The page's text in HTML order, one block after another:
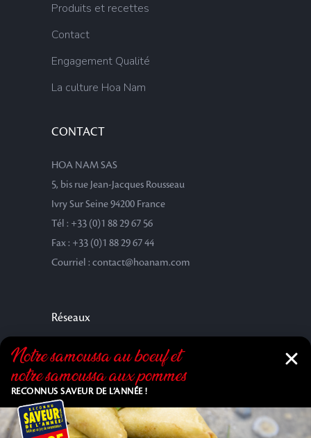
Produits et recettes
Contact
Engagement Qualité
La culture Hoa Nam
CONTACT
HOA NAM SAS
5, bis rue Jean-Jacques Rousseau
Ivry Sur Seine 94200 France
Tél : +33 (0)1 88 29 67 56
Fax : +33 (0)1 88 29 67 44
Courriel : contact@hoanam.com
Réseaux
Notre samoussa au bœuf et
notre samoussa aux pommes
RECONNUS SAVEUR DE L’ANNÉE !